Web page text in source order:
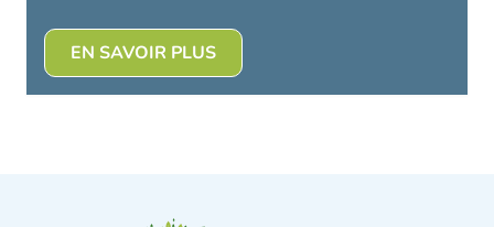
EN SAVOIR PLUS